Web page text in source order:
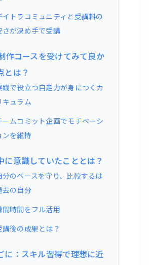
イトラコミュニティと受講料の
さが決め手で受講
作コースを受けてみて良か
とは？
践で役立つ自走力が身につくカ
キュラム
ームコミット企画でモチベーシ
ンを維持
に意識していたこととは？
分のペースを守り、比較するは
去の自分
間時間をフル活用
講後の成果とは？
に：スキル習得で理想に近